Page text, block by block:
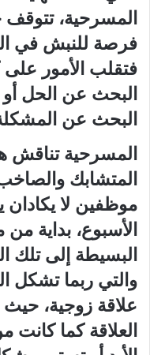
المسرحية،‮ ‬تتوقف
فرصة للنبش في‮
‬فتقلب الأمور على
البحث عن الحل أو
البحث عن
‬المسرحية تناقش
‬المتشابك
موظفين لا‮ ‬يكادان‮
الأسبوع،‮ ‬بداية من
البسيطة إلى تلك
‬والتي‮ ‬ربما تشكل
علاقة زوجية،‮ ‬حيث
العلاقة كما كانت